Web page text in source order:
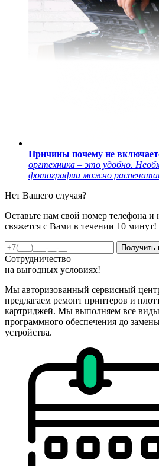
Причины почему не
оргтехника – это удобно.
фотографии можно
Нет Вашего случая?
Оставьте нам свой номер телефона и
свяжется с Вами в течении 10 минут!
Получить
Сотрудничество
на выгодных условиях!
Мы авторизованный сервисный
предлагаем ремонт принтеров и
картриджей. Мы выполняем все виды
программного обеспечения до
устройства.